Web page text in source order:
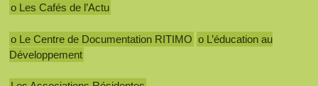
o Les Cafés de l’Actu
o Le Centre de Documentation RITIMO o L’éducation au
Développement